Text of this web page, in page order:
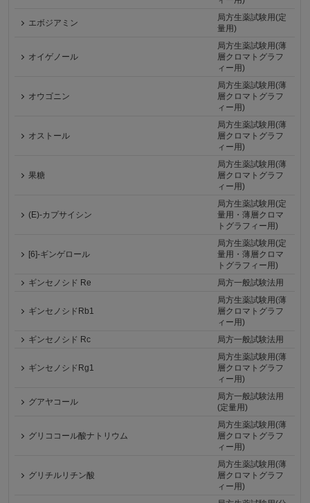
エボジアミン
局方生薬試験用(定
量用)
オイゲノール
局方生薬試験用(薄
層クロマトグラフ
ィー用)
オウゴニン
局方生薬試験用(薄
層クロマトグラフ
ィー用)
オストール
局方生薬試験用(薄
層クロマトグラフ
ィー用)
果糖
局方生薬試験用(薄
層クロマトグラフ
ィー用)
(E)-カプサイシン
局方生薬試験用(定
量用・薄層クロマ
トグラフィー用)
[6]-ギンゲロール
局方生薬試験用(定
量用・薄層クロマ
トグラフィー用)
ギンセノシド Re
局方一般試験法用
ギンセノシドRb1
局方生薬試験用(薄
層クロマトグラフ
ィー用)
ギンセノシド Rc
局方一般試験法用
ギンセノシドRg1
局方生薬試験用(薄
層クロマトグラフ
ィー用)
グアヤコール
局方一般試験法用
(定量用)
グリココール酸ナトリウム
局方生薬試験用(薄
層クロマトグラフ
ィー用)
グリチルリチン酸
局方生薬試験用(薄
層クロマトグラフ
ィー用)